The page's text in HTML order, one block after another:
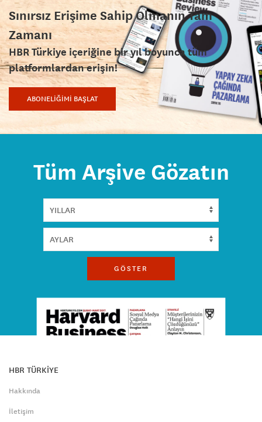
Sınırsız Erişime Sahip Olmanın Tam
Zamanı
HBR Türkiye içeriğine bir yıl boyunca tüm
platformlardan erişin!
ABONELİĞİMİ BAŞLAT
Tüm Arşive Gözatın
GÖSTER
HBR TÜRKİYE
Hakkında
İletişim